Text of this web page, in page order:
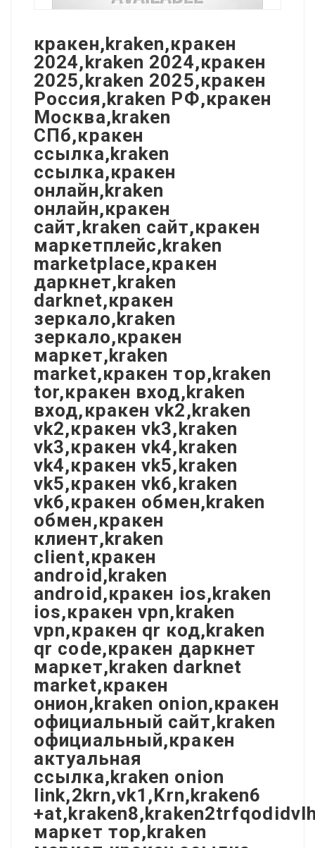
кракен,kraken,кракен
2024,kraken 2024,кракен
2025,kraken 2025,кракен
Россия,kraken РФ,кракен
Москва,kraken
СПб,кракен
ссылка,kraken
ссылка,кракен
онлайн,kraken
онлайн,кракен
сайт,kraken сайт,кракен
маркетплейс,kraken
marketplace,кракен
даркнет,kraken
darknet,кракен
зеркало,kraken
зеркало,кракен
маркет,kraken
market,кракен тор,kraken
tor,кракен вход,kraken
вход,кракен vk2,kraken
vk2,кракен vk3,kraken
vk3,кракен vk4,kraken
vk4,кракен vk5,kraken
vk5,кракен vk6,kraken
vk6,кракен обмен,kraken
обмен,кракен
клиент,kraken
client,кракен
android,kraken
android,кракен ios,kraken
ios,кракен vpn,kraken
vpn,кракен qr код,kraken
qr code,кракен даркнет
маркет,kraken darknet
market,кракен
онион,kraken onion,кракен
официальный сайт,kraken
официальный,кракен
актуальная
ссылка,kraken onion
link,2krn,vk1,Krn,kraken6
маркет тор,kraken